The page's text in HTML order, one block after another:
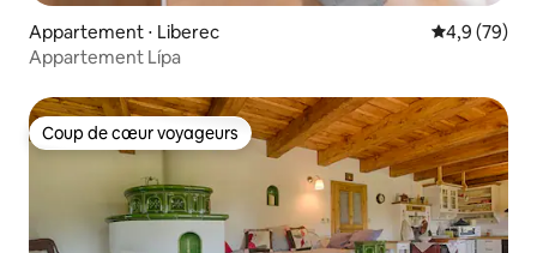
Appartement ⋅ Liberec Évaluation
4,9 (79)
Appartement Lípa
Coup de cœur voyageurs
Coup de cœur voyageurs